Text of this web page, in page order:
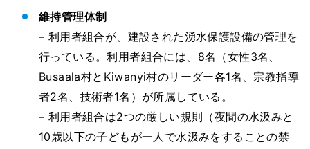
維持管理体制
– 利用者組合が、建設された湧水保護設備の管理を
行っている。利用者組合には、8名（女性3名、
Busaala村とKiwanyi村のリーダー各1名、宗教指導
者2名、技術者1名）が所属している。
– 利用者組合は2つの厳しい規則（夜間の水汲みと
10歳以下の子どもが一人で水汲みをすることの禁